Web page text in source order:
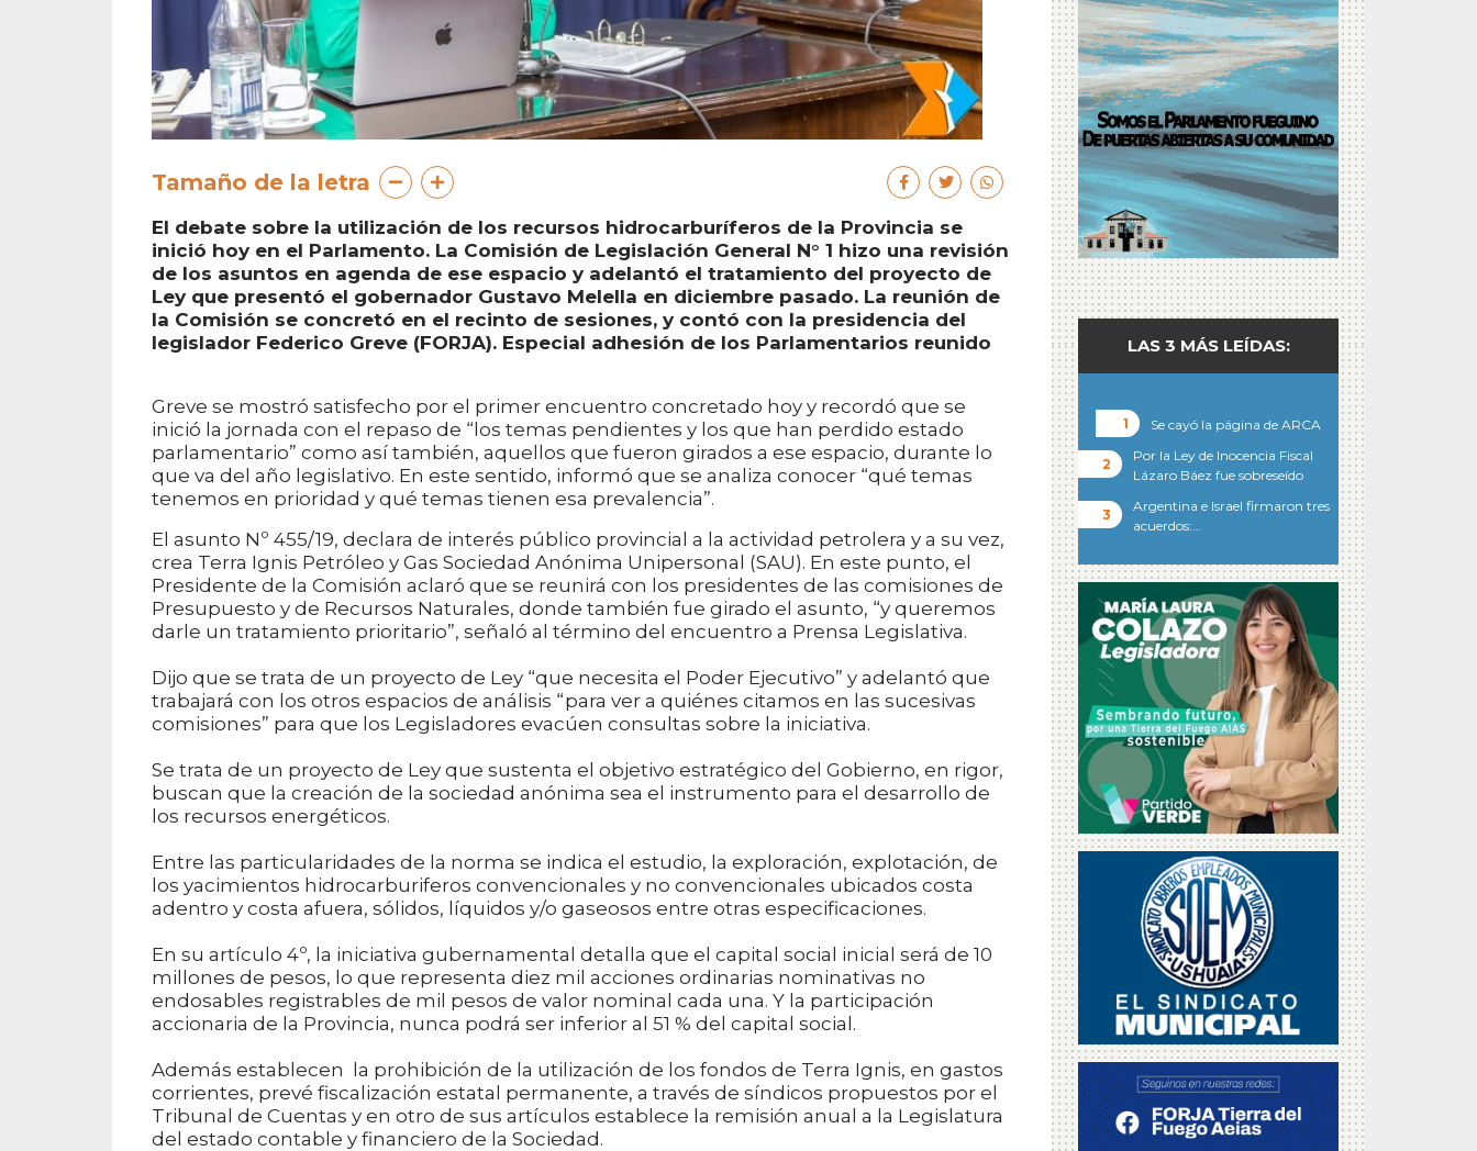
Tamaño de la letra
El debate sobre la utilización de los recursos hidrocarburíferos de la Provincia se
inició hoy en el Parlamento. La Comisión de Legislación General N° 1 hizo una revisión
de los asuntos en agenda de ese espacio y adelantó el tratamiento del proyecto de
Ley que presentó el gobernador Gustavo Melella en diciembre pasado. La reunión de
la Comisión se concretó en el recinto de sesiones, y contó con la presidencia del
legislador Federico Greve (FORJA). Especial adhesión de los Parlamentarios reunido
Greve se mostró satisfecho por el primer encuentro concretado hoy y recordó que se
inició la jornada con el repaso de “los temas pendientes y los que han perdido estado
parlamentario” como así también, aquellos que fueron girados a ese espacio, durante lo
que va del año legislativo. En este sentido, informó que se analiza conocer “qué temas
tenemos en prioridad y qué temas tienen esa prevalencia”.
El asunto Nº 455/19, declara de interés público provincial a la actividad petrolera y a su vez,
crea Terra Ignis Petróleo y Gas Sociedad Anónima Unipersonal (SAU). En este punto, el
Presidente de la Comisión aclaró que se reunirá con los presidentes de las comisiones de
Presupuesto y de Recursos Naturales, donde también fue girado el asunto, “y queremos
darle un tratamiento prioritario”, señaló al término del encuentro a Prensa Legislativa.
Dijo que se trata de un proyecto de Ley “que necesita el Poder Ejecutivo” y adelantó que
trabajará con los otros espacios de análisis “para ver a quiénes citamos en las sucesivas
comisiones” para que los Legisladores evacúen consultas sobre la iniciativa.
Se trata de un proyecto de Ley que sustenta el objetivo estratégico del Gobierno, en rigor,
buscan que la creación de la sociedad anónima sea el instrumento para el desarrollo de
los recursos energéticos.
Entre las particularidades de la norma se indica el estudio, la exploración, explotación, de
los yacimientos hidrocarburiferos convencionales y no convencionales ubicados costa
adentro y costa afuera, sólidos, líquidos y/o gaseosos entre otras especificaciones.
En su artículo 4º, la iniciativa gubernamental detalla que el capital social inicial será de 10
millones de pesos, lo que representa diez mil acciones ordinarias nominativas no
endosables registrables de mil pesos de valor nominal cada una. Y la participación
accionaria de la Provincia, nunca podrá ser inferior al 51 % del capital social.
Además establecen la prohibición de la utilización de los fondos de Terra Ignis, en gastos
corrientes, prevé fiscalización estatal permanente, a través de síndicos propuestos por el
Tribunal de Cuentas y en otro de sus artículos establece la remisión anual a la Legislatura
del estado contable y financiero de la Sociedad.
LAS 3 MÁS LEÍDAS:
Se cayó la página de ARCA
Por la Ley de Inocencia Fiscal
Lázaro Báez fue sobreseído
Argentina e Israel firmaron tres
acuerdos:…